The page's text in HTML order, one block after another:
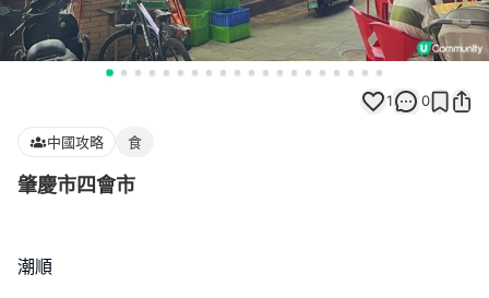
1 0
中國攻略 食
肇慶市四會市
潮順